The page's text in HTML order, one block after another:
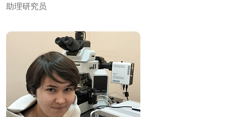
助理研究员